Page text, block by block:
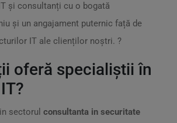
și consultanți cu o bogată
și un angajament puternic față de
IT ale clienților noștri. ?
oferă specialiștii în
sectorul consultanta in securitate